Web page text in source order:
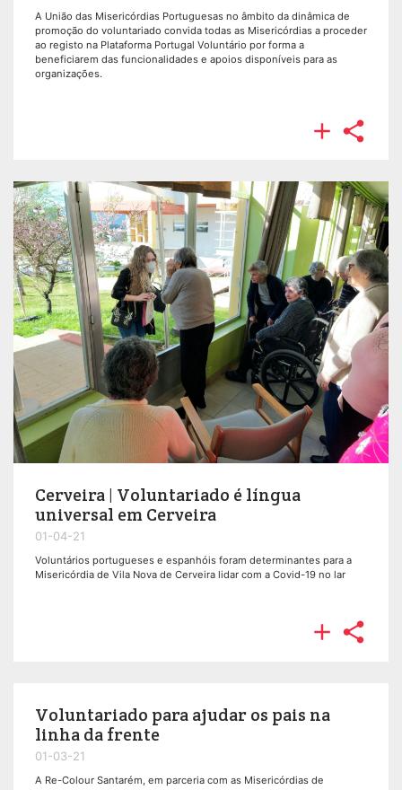
A União das Misericórdias Portuguesas no âmbito da dinâmica de
promoção do voluntariado convida todas as Misericórdias a proceder
ao registo na Plataforma Portugal Voluntário por forma a
beneficiarem das funcionalidades e apoios disponíveis para as
organizações.
 
Cerveira | Voluntariado é língua
universal em Cerveira
01-04-21
Voluntários portugueses e espanhóis foram determinantes para a
Misericórdia de Vila Nova de Cerveira lidar com a Covid-19 no lar
 
Voluntariado para ajudar os pais na
linha da frente
01-03-21
A Re-Colour Santarém, em parceria com as Misericórdias de